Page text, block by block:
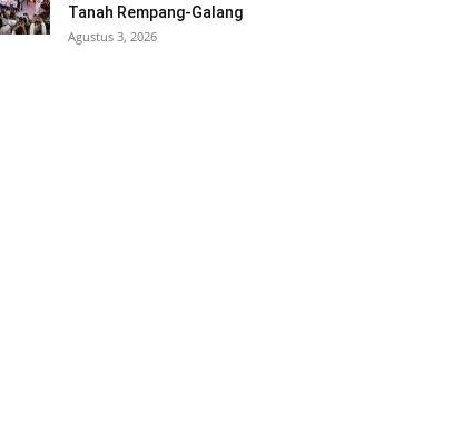
Tanah Rempang-Galang
Agustus 3, 2026